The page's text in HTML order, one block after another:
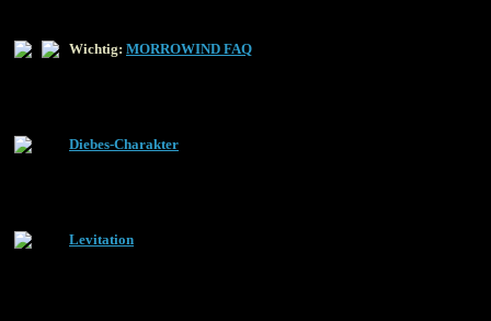
Wichtig: MORROWIND FAQ
Diebes-Charakter
Levitation